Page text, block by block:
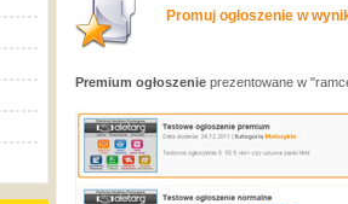
Promuj ogłoszenie w
Premium ogłoszenie prezentowane w